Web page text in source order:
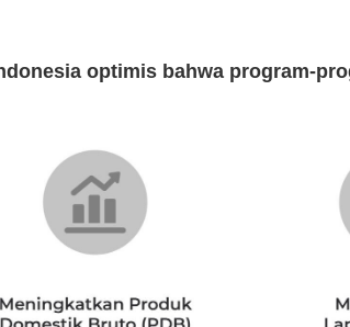
optimis bahwa program-